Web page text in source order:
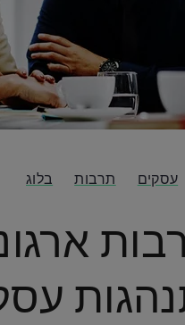
עסקים תרבות בלוג